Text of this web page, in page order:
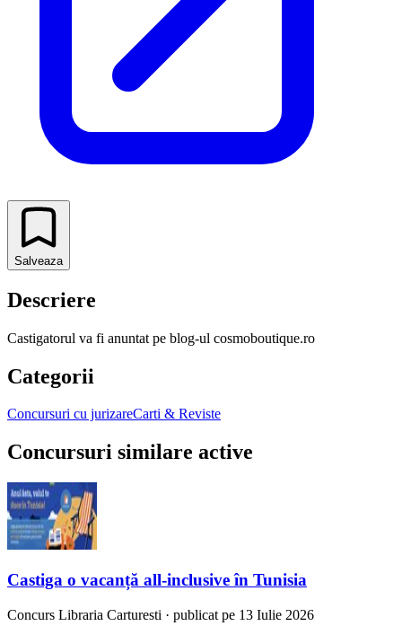
Salveaza
Descriere
Castigatorul va fi anuntat pe blog-ul cosmoboutique.ro
Categorii
Concursuri cu jurizareCarti & Reviste
Concursuri similare active
Castiga o vacanță all-inclusive în Tunisia
Concurs Libraria Carturesti · publicat pe 13 Iulie 2026